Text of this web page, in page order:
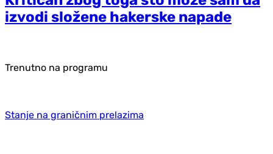
izvodi složene hakerske napade
Trenutno na programu
Stanje na graničnim prelazima